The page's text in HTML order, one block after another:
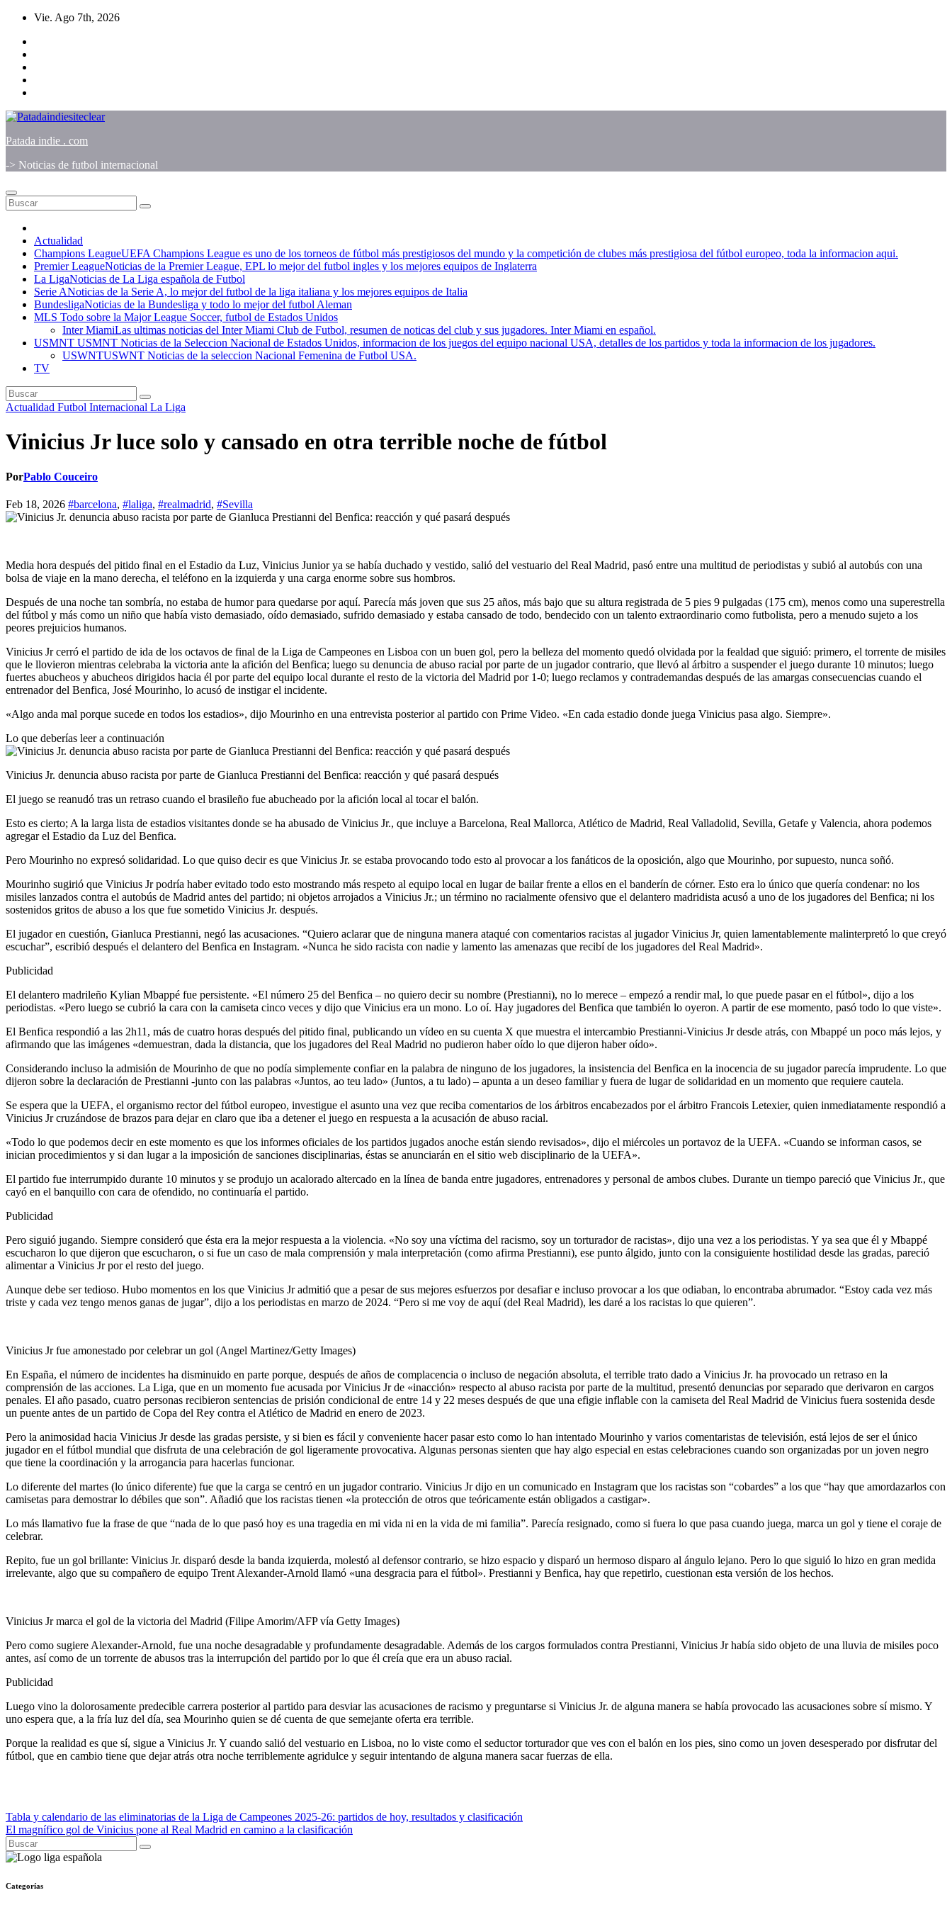
Saltar
contenido
Vie. Ago 7th, 2026
Patada indie . com
-> Noticias de futbol internacional
Actualidad
Champions LeagueUEFA Champions League es uno de los torneos de fútbol más prestigiosos del mundo y la competición de clubes más prestigiosa del fútbol europeo, toda la informacion aqui.
Premier LeagueNoticias de la Premier League, EPL lo mejor del futbol ingles y los mejores equipos de Inglaterra
La LigaNoticias de La Liga española de Futbol
Serie ANoticias de la Serie A, lo mejor del futbol de la liga italiana y los mejores equipos de Italia
BundesligaNoticias de la Bundesliga y todo lo mejor del futbol Aleman
MLS Todo sobre la Major League Soccer, futbol de Estados Unidos
Inter MiamiLas ultimas noticias del Inter Miami Club de Futbol, resumen de noticas del club y sus jugadores. Inter Miami en español.
USMNT USMNT Noticias de la Seleccion Nacional de Estados Unidos, informacion de los juegos del equipo nacional USA, detalles de los partidos y toda la informacion de los jugadores.
USWNTUSWNT Noticias de la seleccion Nacional Femenina de Futbol USA.
TV
Actualidad Futbol Internacional La Liga
Vinicius Jr luce solo y cansado en otra terrible noche de fútbol
PorPablo Couceiro
Feb 18, 2026 #barcelona, #laliga, #realmadrid, #Sevilla
Media hora después del pitido final en el Estadio da Luz, Vinicius Junior ya se había duchado y vestido, salió del vestuario del Real Madrid, pasó entre una multitud de periodistas y subió al autobús con una
bolsa de viaje en la mano derecha, el teléfono en la izquierda y una carga enorme sobre sus hombros.
Después de una noche tan sombría, no estaba de humor para quedarse por aquí. Parecía más joven que sus 25 años, más bajo que su altura registrada de 5 pies 9 pulgadas (175 cm), menos como una superestrella
del fútbol y más como un niño que había visto demasiado, oído demasiado, sufrido demasiado y estaba cansado de todo, bendecido con un talento extraordinario como futbolista, pero a menudo sujeto a los
peores prejuicios humanos.
Vinicius Jr cerró el partido de ida de los octavos de final de la Liga de Campeones en Lisboa con un buen gol, pero la belleza del momento quedó olvidada por la fealdad que siguió: primero, el torrente de misiles
que le llovieron mientras celebraba la victoria ante la afición del Benfica; luego su denuncia de abuso racial por parte de un jugador contrario, que llevó al árbitro a suspender el juego durante 10 minutos; luego
fuertes abucheos y abucheos dirigidos hacia él por parte del equipo local durante el resto de la victoria del Madrid por 1-0; luego reclamos y contrademandas después de las amargas consecuencias cuando el
entrenador del Benfica, José Mourinho, lo acusó de instigar el incidente.
«Algo anda mal porque sucede en todos los estadios», dijo Mourinho en una entrevista posterior al partido con Prime Video. «En cada estadio donde juega Vinicius pasa algo. Siempre».
Lo que deberías leer a continuación
Vinicius Jr. denuncia abuso racista por parte de Gianluca Prestianni del Benfica: reacción y qué pasará después
El juego se reanudó tras un retraso cuando el brasileño fue abucheado por la afición local al tocar el balón.
Esto es cierto; A la larga lista de estadios visitantes donde se ha abusado de Vinicius Jr., que incluye a Barcelona, ​​Real Mallorca, Atlético de Madrid, Real Valladolid, Sevilla, Getafe y Valencia, ahora podemos
agregar el Estadio da Luz del Benfica.
Pero Mourinho no expresó solidaridad. Lo que quiso decir es que Vinicius Jr. se estaba provocando todo esto al provocar a los fanáticos de la oposición, algo que Mourinho, por supuesto, nunca soñó.
Mourinho sugirió que Vinicius Jr podría haber evitado todo esto mostrando más respeto al equipo local en lugar de bailar frente a ellos en el banderín de córner. Esto era lo único que quería condenar: no los
misiles lanzados contra el autobús de Madrid antes del partido; ni objetos arrojados a Vinicius Jr.; un término no racialmente ofensivo que el delantero madridista acusó a uno de los jugadores del Benfica; ni los
sostenidos gritos de abuso a los que fue sometido Vinicius Jr. después.
El jugador en cuestión, Gianluca Prestianni, negó las acusaciones. “Quiero aclarar que de ninguna manera ataqué con comentarios racistas al jugador Vinicius Jr, quien lamentablemente malinterpretó lo que creyó
escuchar”, escribió después el delantero del Benfica en Instagram. «Nunca he sido racista con nadie y lamento las amenazas que recibí de los jugadores del Real Madrid».
Publicidad
El delantero madrileño Kylian Mbappé fue persistente. «El número 25 del Benfica – no quiero decir su nombre (Prestianni), no lo merece – empezó a rendir mal, lo que puede pasar en el fútbol», dijo a los
periodistas. «Pero luego se cubrió la cara con la camiseta cinco veces y dijo que Vinicius era un mono. Lo oí. Hay jugadores del Benfica que también lo oyeron. A partir de ese momento, pasó todo lo que viste».
El Benfica respondió a las 2h11, más de cuatro horas después del pitido final, publicando un vídeo en su cuenta X que muestra el intercambio Prestianni-Vinicius Jr desde atrás, con Mbappé un poco más lejos, y
afirmando que las imágenes «demuestran, dada la distancia, que los jugadores del Real Madrid no pudieron haber oído lo que dijeron haber oído».
Considerando incluso la admisión de Mourinho de que no podía simplemente confiar en la palabra de ninguno de los jugadores, la insistencia del Benfica en la inocencia de su jugador parecía imprudente. Lo que
dijeron sobre la declaración de Prestianni -junto con las palabras «Juntos, ao teu lado» (Juntos, a tu lado) – apunta a un deseo familiar y fuera de lugar de solidaridad en un momento que requiere cautela.
Se espera que la UEFA, el organismo rector del fútbol europeo, investigue el asunto una vez que reciba comentarios de los árbitros encabezados por el árbitro Francois Letexier, quien inmediatamente respondió a
Vinicius Jr cruzándose de brazos para dejar en claro que iba a detener el juego en respuesta a la acusación de abuso racial.
«Todo lo que podemos decir en este momento es que los informes oficiales de los partidos jugados anoche están siendo revisados», dijo el miércoles un portavoz de la UEFA. «Cuando se informan casos, se
inician procedimientos y si dan lugar a la imposición de sanciones disciplinarias, éstas se anunciarán en el sitio web disciplinario de la UEFA».
El partido fue interrumpido durante 10 minutos y se produjo un acalorado altercado en la línea de banda entre jugadores, entrenadores y personal de ambos clubes. Durante un tiempo pareció que Vinicius Jr., que
cayó en el banquillo con cara de ofendido, no continuaría el partido.
Publicidad
Pero siguió jugando. Siempre consideró que ésta era la mejor respuesta a la violencia. «No soy una víctima del racismo, soy un torturador de racistas», dijo una vez a los periodistas. Y ya sea que él y Mbappé
escucharon lo que dijeron que escucharon, o si fue un caso de mala comprensión y mala interpretación (como afirma Prestianni), ese punto álgido, junto con la consiguiente hostilidad desde las gradas, pareció
alimentar a Vinicius Jr por el resto del juego.
Aunque debe ser tedioso. Hubo momentos en los que Vinicius Jr admitió que a pesar de sus mejores esfuerzos por desafiar e incluso provocar a los que odiaban, lo encontraba abrumador. “Estoy cada vez más
triste y cada vez tengo menos ganas de jugar”, dijo a los periodistas en marzo de 2024. “Pero si me voy de aquí (del Real Madrid), les daré a los racistas lo que quieren”.
Vinicius Jr fue amonestado por celebrar un gol (Angel Martinez/Getty Images)
En España, el número de incidentes ha disminuido en parte porque, después de años de complacencia o incluso de negación absoluta, el terrible trato dado a Vinicius Jr. ha provocado un retraso en la
comprensión de las acciones. La Liga, que en un momento fue acusada por Vinicius Jr de «inacción» respecto al abuso racista por parte de la multitud, presentó denuncias por separado que derivaron en cargos
penales. El año pasado, cuatro personas recibieron sentencias de prisión condicional de entre 14 y 22 meses después de que una efigie inflable con la camiseta del Real Madrid de Vinicius fuera sostenida desde
un puente antes de un partido de Copa del Rey contra el Atlético de Madrid en enero de 2023.
Pero la animosidad hacia Vinicius Jr desde las gradas persiste, y si bien es fácil y conveniente hacer pasar esto como lo han intentado Mourinho y varios comentaristas de televisión, está lejos de ser el único
jugador en el fútbol mundial que disfruta de una celebración de gol ligeramente provocativa. Algunas personas sienten que hay algo especial en estas celebraciones cuando son organizadas por un joven negro
que tiene la coordinación y la arrogancia para hacerlas funcionar.
Lo diferente del martes (lo único diferente) fue que la carga se centró en un jugador contrario. Vinicius Jr dijo en un comunicado en Instagram que los racistas son “cobardes” a los que “hay que amordazarlos con
camisetas para demostrar lo débiles que son”. Añadió que los racistas tienen «la protección de otros que teóricamente están obligados a castigar».
Lo más llamativo fue la frase de que “nada de lo que pasó hoy es una tragedia en mi vida ni en la vida de mi familia”. Parecía resignado, como si fuera lo que pasa cuando juega, marca un gol y tiene el coraje de
celebrar.
Repito, fue un gol brillante: Vinicius Jr. disparó desde la banda izquierda, molestó al defensor contrario, se hizo espacio y disparó un hermoso disparo al ángulo lejano. Pero lo que siguió lo hizo en gran medida
irrelevante, algo que su compañero de equipo Trent Alexander-Arnold llamó «una desgracia para el fútbol». Prestianni y Benfica, hay que repetirlo, cuestionan esta versión de los hechos.
Vinicius Jr marca el gol de la victoria del Madrid (Filipe Amorim/AFP vía Getty Images)
Pero como sugiere Alexander-Arnold, fue una noche desagradable y profundamente desagradable. Además de los cargos formulados contra Prestianni, Vinicius Jr había sido objeto de una lluvia de misiles poco
antes, así como de un torrente de abusos tras la interrupción del partido por lo que él creía que era un abuso racial.
Publicidad
Luego vino la dolorosamente predecible carrera posterior al partido para desviar las acusaciones de racismo y preguntarse si Vinicius Jr. de alguna manera se había provocado las acusaciones sobre sí mismo. Y
uno espera que, a la fría luz del día, sea Mourinho quien se dé cuenta de que semejante oferta era terrible.
Porque la realidad es que sí, sigue a Vinicius Jr. Y cuando salió del vestuario en Lisboa, no lo viste como el seductor torturador que ves con el balón en los pies, sino como un joven desesperado por disfrutar del
fútbol, ​​que en cambio tiene que dejar atrás otra noche terriblemente agridulce y seguir intentando de alguna manera sacar fuerzas de ella.
Navegación
de
entradas
Tabla y calendario de las eliminatorias de la Liga de Campeones 2025-26: partidos de hoy, resultados y clasificación
El magnífico gol de Vinicius pone al Real Madrid en camino a la clasificación
Categorías